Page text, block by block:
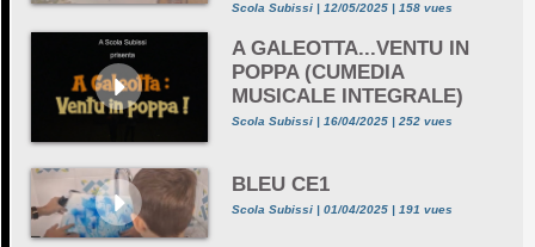
Scola Subissi | 12/05/2025 | 158 vues
A GALEOTTA...VENTU IN
POPPA (CUMEDIA
MUSICALE INTEGRALE)
Scola Subissi | 16/04/2025 | 252 vues
BLEU CE1
Scola Subissi | 01/04/2025 | 191 vues